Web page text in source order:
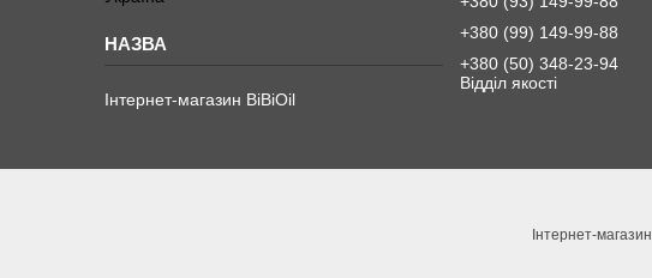
Інтернет-магазин BiBiOil
+380 (99) 149-99-88
+380 (50) 348-23-94
Вiддiл якостi